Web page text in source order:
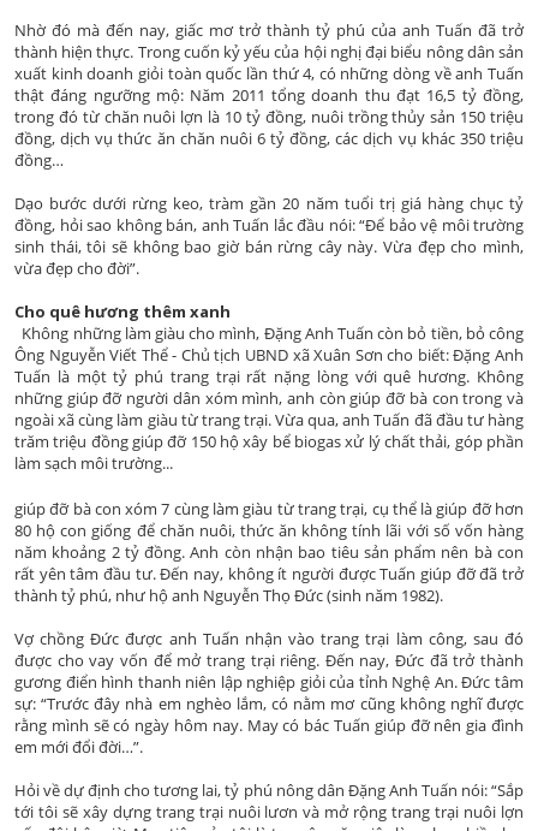
Nhờ đó mà đến nay, giấc mơ trở thành tỷ phú của anh Tuấn đã trở
thành hiện thực. Trong cuốn kỷ yếu của hội nghị đại biểu nông dân sản
xuất kinh doanh giỏi toàn quốc lần thứ 4, có những dòng về anh Tuấn
thật đáng ngưỡng mộ: Năm 2011 tổng doanh thu đạt 16,5 tỷ đồng,
trong đó từ chăn nuôi lợn là 10 tỷ đồng, nuôi trồng thủy sản 150 triệu
đồng, dịch vụ thức ăn chăn nuôi 6 tỷ đồng, các dịch vụ khác 350 triệu
đồng…
Dạo bước dưới rừng keo, tràm gần 20 năm tuổi trị giá hàng chục tỷ
đồng, hỏi sao không bán, anh Tuấn lắc đầu nói: “Để bảo vệ môi trường
sinh thái, tôi sẽ không bao giờ bán rừng cây này. Vừa đẹp cho mình,
vừa đẹp cho đời”.
Cho quê hương thêm xanh
Ông Nguyễn Viết Thể - Chủ tịch UBND xã Xuân Sơn cho biết: Đặng Anh
Tuấn là một tỷ phú trang trại rất nặng lòng với quê hương. Không
những giúp đỡ người dân xóm mình, anh còn giúp đỡ bà con trong và
ngoài xã cùng làm giàu từ trang trại. Vừa qua, anh Tuấn đã đầu tư hàng
trăm triệu đồng giúp đỡ 150 hộ xây bể biogas xử lý chất thải, góp phần
làm sạch môi trường...
Không những làm giàu cho mình, Đặng Anh Tuấn còn bỏ tiền, bỏ công
giúp đỡ bà con xóm 7 cùng làm giàu từ trang trại, cụ thể là giúp đỡ hơn
80 hộ con giống để chăn nuôi, thức ăn không tính lãi với số vốn hàng
năm khoảng 2 tỷ đồng. Anh còn nhận bao tiêu sản phẩm nên bà con
rất yên tâm đầu tư. Đến nay, không ít người được Tuấn giúp đỡ đã trở
thành tỷ phú, như hộ anh Nguyễn Thọ Đức (sinh năm 1982).
Vợ chồng Đức được anh Tuấn nhận vào trang trại làm công, sau đó
được cho vay vốn để mở trang trại riêng. Đến nay, Đức đã trở thành
gương điển hình thanh niên lập nghiệp giỏi của tỉnh Nghệ An. Đức tâm
sự: “Trước đây nhà em nghèo lắm, có nằm mơ cũng không nghĩ được
rằng mình sẽ có ngày hôm nay. May có bác Tuấn giúp đỡ nên gia đình
em mới đổi đời…”.
Hỏi về dự định cho tương lai, tỷ phú nông dân Đặng Anh Tuấn nói: “Sắp
tới tôi sẽ xây dựng trang trại nuôi lươn và mở rộng trang trại nuôi lợn